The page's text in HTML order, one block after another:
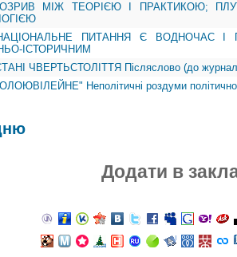
МІЖ ТЕОРІЄЮ І ПРАКТИКОЮ;
ПИТАННЯ Є ВОДНОЧАС І
ІСТОРИЧНИМ
ЧВЕРТЬСТОЛІТТЯ Післяслово (до
Неполітичні роздуми
Додати в